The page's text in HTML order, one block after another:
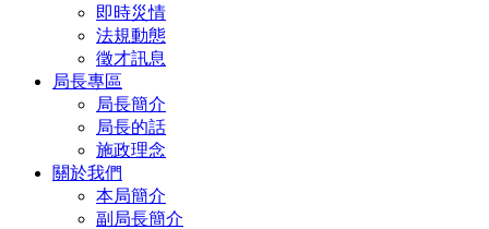
即時災情
法規動態
徵才訊息
局長專區
局長簡介
局長的話
施政理念
關於我們
本局簡介
副局長簡介